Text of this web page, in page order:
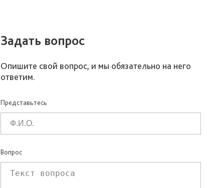
Задать вопрос
Опишите свой вопрос, и мы обязательно на него
ответим.
Представьтесь
Вопрос